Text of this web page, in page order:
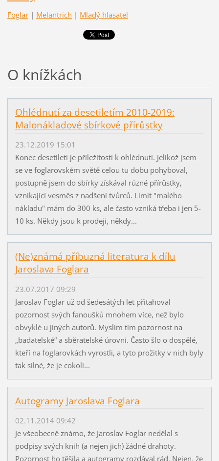
Foglar | Melantrich | Mladý hlasatel
O knížkách
Ohlédnutí za desetiletím 2010-2019:
Malonákladové sbírkové přírůstky
23.12.2019 15:01
Konec desetiletí je příležitostí k ohlédnutí. Jelikož jsem
se ve foglarovském světě celou tu dobu pohyboval,
postupně jsem do sbírky získával různé přírůstky,
vznikající vesměs z nadšení tvůrců. Limit "malého
nákladu" mám do 300 ks, ale často vzniká třeba i jen 5-
10 ks. Někdy jsou k prodeji, někdy...
(Ne)známá příbuzná literatura k dílu
Jaroslava Foglara
23.07.2017 09:29
Jaroslav Foglar už od šedesátých let přitahoval
pozornost svých fanoušků mnohem více, než bylo
obvyklé u jiných autorů. Myslím tím pozornost na
„badatelské“ a sběratelské úrovni. Často šlo o dospělé,
kteří na foglarovkách vyrostli, a tyto prožitky v nich byly
tak silné, že je cokoli...
Autogramy Jaroslava Foglara
02.11.2014 09:42
Je všeobecně známo, že Jaroslav Foglar nedělal s
podpisy svých knih (a nejen jich) žádné drahoty.
Pozornost ho těšila a autogramy rozdával rád. Nejen, že